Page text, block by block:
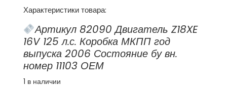
Характеристики товара:
Артикул 82090 Двигатель Z18XE
16V 125 л.с. Коробка МКПП год
выпуска 2006 Состояние бу вн.
номер 11103 ОЕМ
1 в наличии